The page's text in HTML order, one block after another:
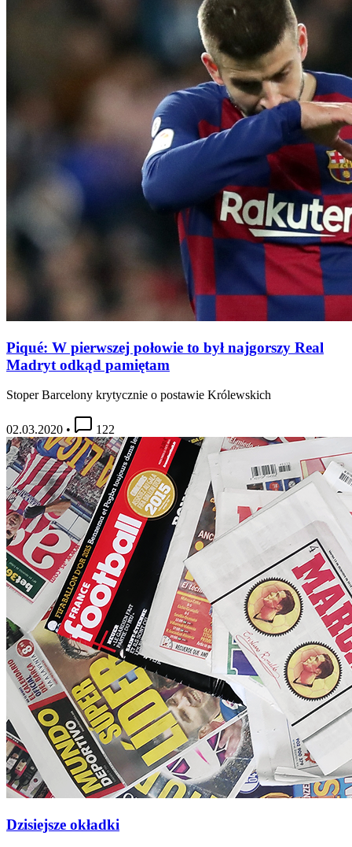
Piqué: W pierwszej połowie to był najgorszy Real
Madryt odkąd pamiętam
Stoper Barcelony krytycznie o postawie Królewskich
02.03.2020 • 122
Dzisiejsze okładki